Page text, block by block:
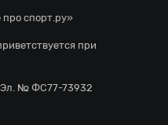
спорт.ру»
при
Эл. № ФС77-73932